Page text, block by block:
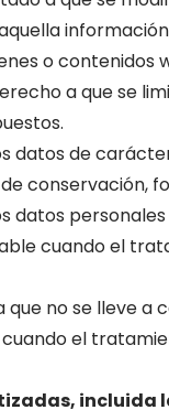
o
a que se
datos de
conservación,
datos
cuando el
que no se lleve
el
incluida